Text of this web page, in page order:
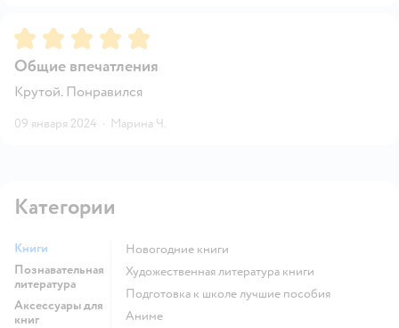
Рейтинг:5
Общие впечатления
Крутой. Понравился
09 января 2024 · Марина Ч.
Категории
Книги
Познавательная
литература
Аксессуары для
книг
новогодние книги
художественная литература книги
подготовка к школе лучшие пособия
Аниме